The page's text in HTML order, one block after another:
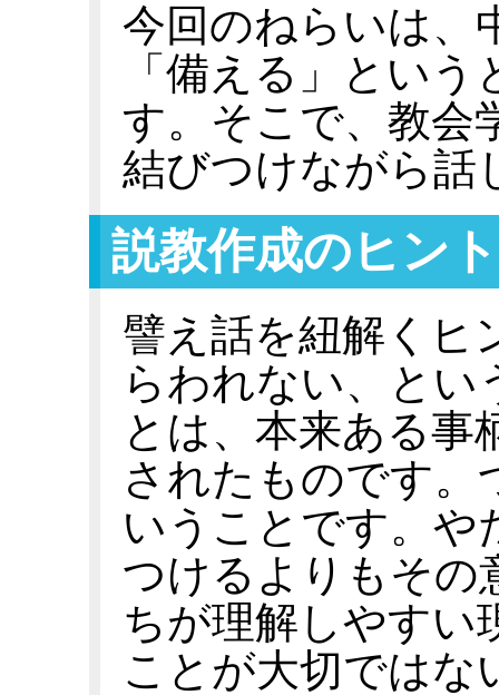
今回のねらいは、
「備える」とい
す。そこで、教会
結びつけながら話
説教作成のヒント
譬え話を紐解くヒ
らわれない、とい
とは、本来ある事
されたものです。
いうことです。や
つけるよりもその
ちが理解しやすい
ことが大切ではな